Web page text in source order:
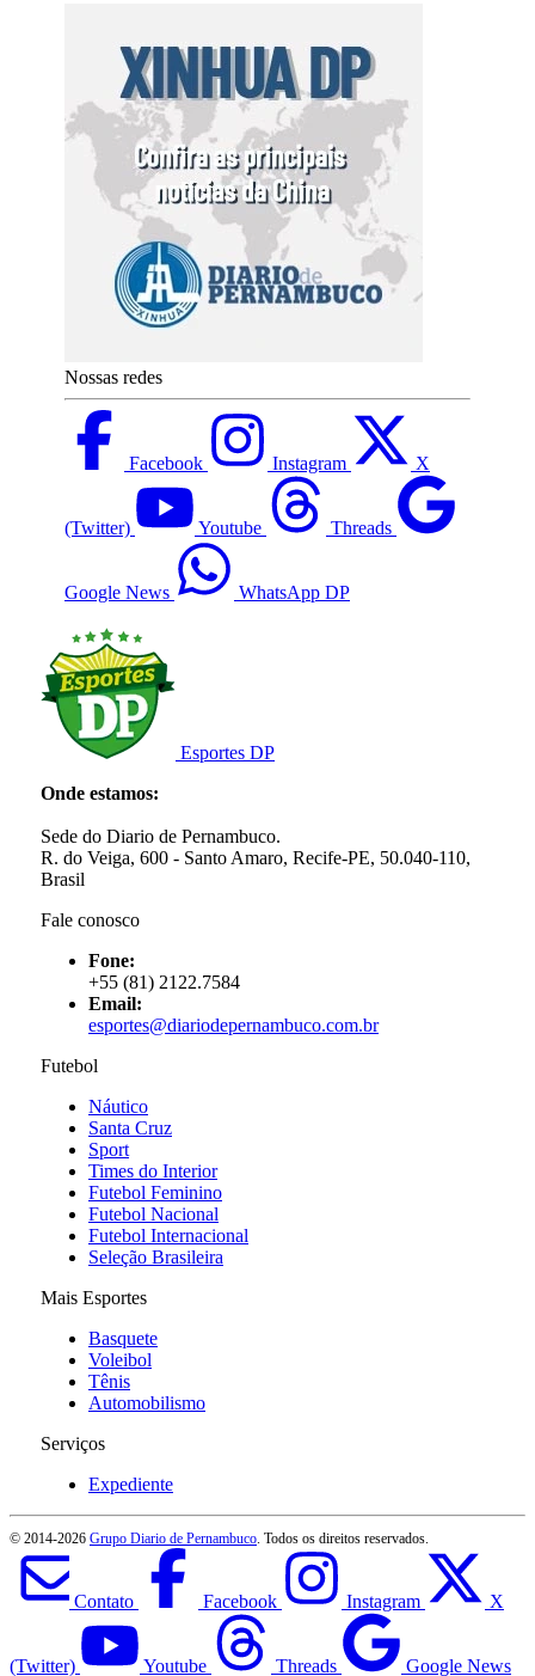
Nossas redes
Facebook Instagram X
(Twitter) Youtube Threads
Google News WhatsApp DP
Esportes DP
Onde estamos:
Sede do Diario de Pernambuco.
R. do Veiga, 600 - Santo Amaro, Recife-PE, 50.040-110,
Brasil
Fale conosco
Fone:
+55 (81) 2122.7584
Email:
esportes@diariodepernambuco.com.br
Futebol
Náutico
Santa Cruz
Sport
Times do Interior
Futebol Feminino
Futebol Nacional
Futebol Internacional
Seleção Brasileira
Mais Esportes
Basquete
Voleibol
Tênis
Automobilismo
Serviços
Expediente
© 2014-2026 Grupo Diario de Pernambuco . Todos os direitos reservados.
Contato Facebook Instagram X
(Twitter) Youtube Threads Google News